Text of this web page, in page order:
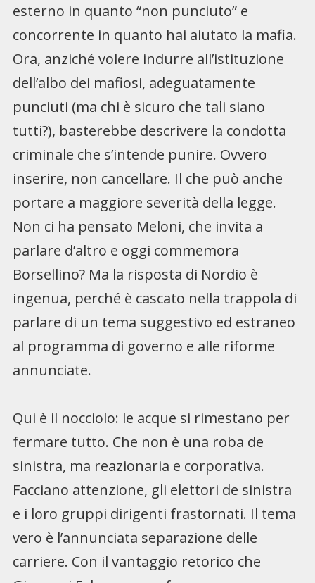
esterno in quanto “non punciuto” e
concorrente in quanto hai aiutato la mafia.
Ora, anziché volere indurre all’istituzione
dell’albo dei mafiosi, adeguatamente
punciuti (ma chi è sicuro che tali siano
tutti?), basterebbe descrivere la condotta
criminale che s’intende punire. Ovvero
inserire, non cancellare. Il che può anche
portare a maggiore severità della legge.
Non ci ha pensato Meloni, che invita a
parlare d’altro e oggi commemora
Borsellino? Ma la risposta di Nordio è
ingenua, perché è cascato nella trappola di
parlare di un tema suggestivo ed estraneo
al programma di governo e alle riforme
annunciate.
Qui è il nocciolo: le acque si rimestano per
fermare tutto. Che non è una roba de
sinistra, ma reazionaria e corporativa.
Facciano attenzione, gli elettori de sinistra
e i loro gruppi dirigenti frastornati. Il tema
vero è l’annunciata separazione delle
carriere. Con il vantaggio retorico che